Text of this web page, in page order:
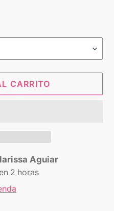
CARRITO
Aguiar
2 horas